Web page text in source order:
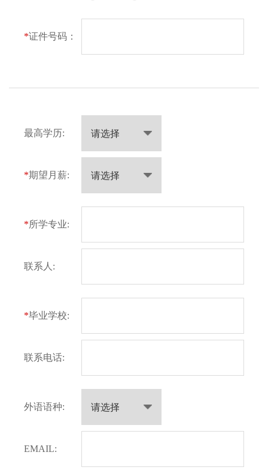
*证件号码：
最高学历:
*期望月薪:
*所学专业:
联系人:
*毕业学校:
联系电话:
外语语种:
EMAIL: